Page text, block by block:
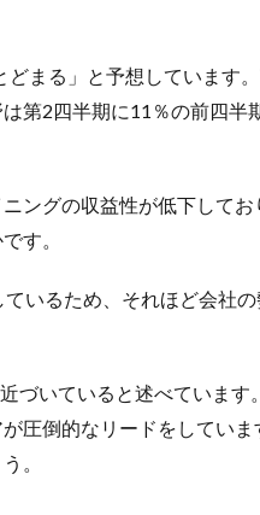
まる」と予想しています
第2四半期に11％の前四半
ングの収益性が低下して
す。
いるため、それほど会社
づいていると述べています
圧倒的なリードをしてい
。